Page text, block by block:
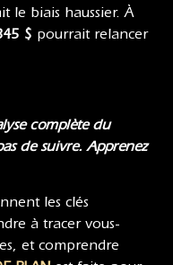
le biais haussier. À
$ pourrait relancer
complète du
de suivre. Apprenez
les clés
à tracer vous-
et comprendre